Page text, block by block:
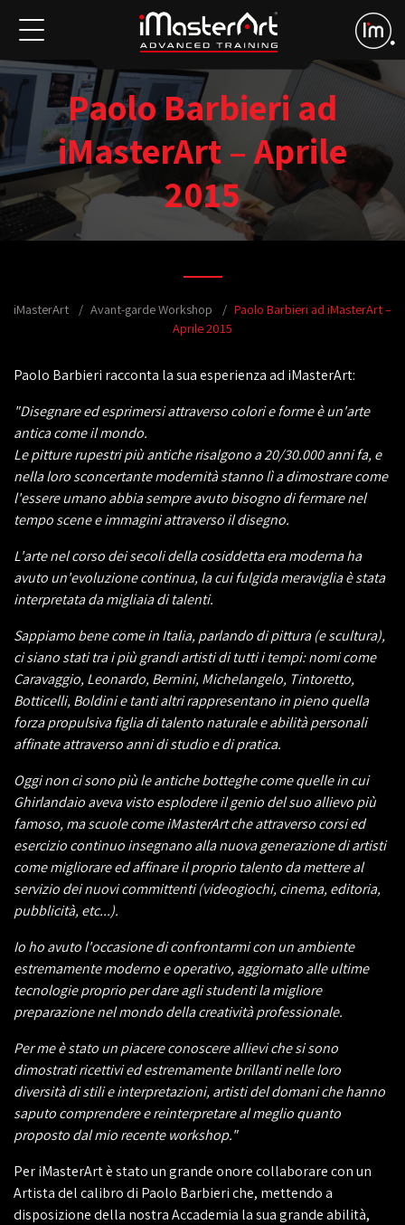
Paolo Barbieri ad
iMasterArt – Aprile
2015
iMasterArt Avant-garde Workshop
Paolo Barbieri ad iMasterArt –
Aprile 2015
Paolo Barbieri racconta la sua esperienza ad iMasterArt:
"Disegnare ed esprimersi attraverso colori e forme è un'arte
antica come il mondo.
Le pitture rupestri più antiche risalgono a 20/30.000 anni fa, e
nella loro sconcertante modernità stanno lì a dimostrare come
l'essere umano abbia sempre avuto bisogno di fermare nel
tempo scene e immagini attraverso il disegno.
L'arte nel corso dei secoli della cosiddetta era moderna ha
avuto un'evoluzione continua, la cui fulgida meraviglia è stata
interpretata da migliaia di talenti.
Sappiamo bene come in Italia, parlando di pittura (e scultura),
ci siano stati tra i più grandi artisti di tutti i tempi: nomi come
Caravaggio, Leonardo, Bernini, Michelangelo, Tintoretto,
Botticelli, Boldini e tanti altri rappresentano in pieno quella
forza propulsiva figlia di talento naturale e abilità personali
affinate attraverso anni di studio e di pratica.
Oggi non ci sono più le antiche botteghe come quelle in cui
Ghirlandaio aveva visto esplodere il genio del suo allievo più
famoso, ma scuole come iMasterArt che attraverso corsi ed
esercizio continuo insegnano alla nuova generazione di artisti
come migliorare ed affinare il proprio talento da mettere al
servizio dei nuovi committenti (videogiochi, cinema, editoria,
pubblicità, etc...).
Io ho avuto l'occasione di confrontarmi con un ambiente
estremamente moderno e operativo, aggiornato alle ultime
tecnologie proprio per dare agli studenti la migliore
preparazione nel mondo della creatività professionale.
Per me è stato un piacere conoscere allievi che si sono
dimostrati ricettivi ed estremamente brillanti nelle loro
diversità di stili e interpretazioni, artisti del domani che hanno
saputo comprendere e reinterpretare al meglio quanto
proposto dal mio recente workshop."
Per iMasterArt è stato un grande onore collaborare con un
Artista del calibro di Paolo Barbieri che, mettendo a
disposizione della nostra Accademia la sua grande abilità,